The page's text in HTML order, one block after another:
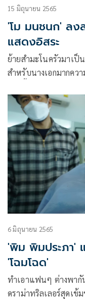
15 มิถุนายน 2565
'โม มนชนก' ลง
แสดงอิสระ
ย้ายสํามะโนครัวมาเป็
สำหรับนางเอกมากคว
งานเป็นที่แรกทันที ซึ่
ใจมาว่า
6 มิถุนายน 2565
'พิม พิมประภา'
'โฉมโฉด'
ทำเอาแฟนๆ ต่างพากั
ดราม่าทริลเลอร์สุดเข้มข้น ผลิตโดย